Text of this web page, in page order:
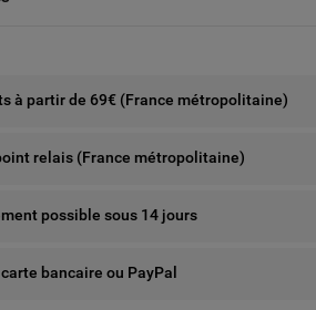
à partir de 69€ (France métropolitaine)
relais (France métropolitaine)
possible sous 14 jours
bancaire ou PayPal